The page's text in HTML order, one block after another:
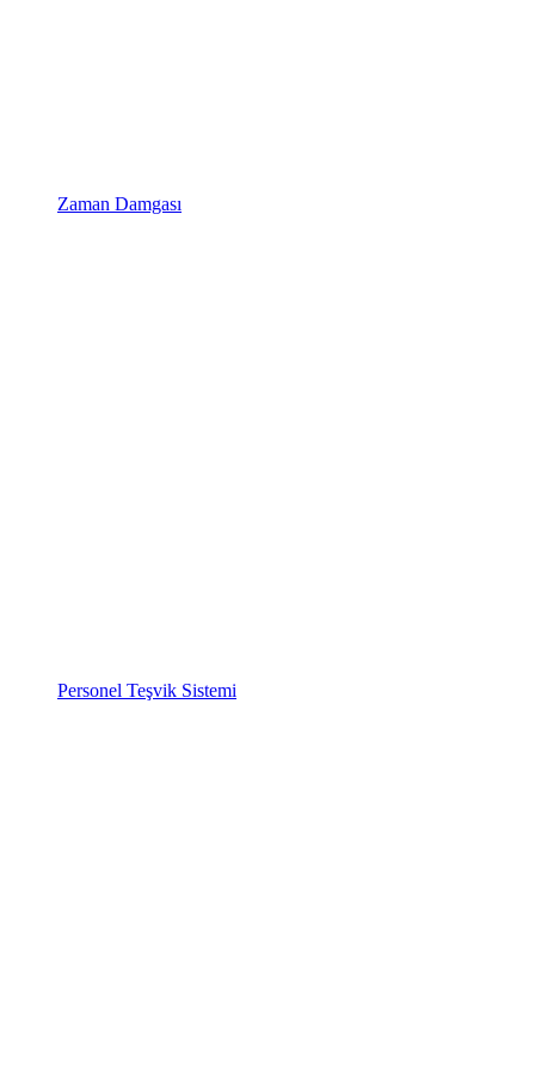
Zaman Damgası
Personel Teşvik Sistemi